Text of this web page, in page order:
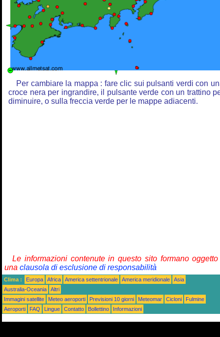
Per cambiare la mappa : fare clic sui pulsanti verdi con
croce nera per ingrandire, il pulsante verde con un trattino
diminuire, o sulla freccia verde per le mappe adiacenti.
Le informazioni contenute in questo sito formano
una clausola di esclusione di responsabilità
Clima : Europa Africa America settentrionale America meridionale
Asia
Australia-Oceania
Altri
Immagini satellite
Meteo aeroporti Previsioni 10 giorni Meteomar Cicloni
Fulmine
Aeroporti
FAQ Lingue Contatto Bollettino Informazioni